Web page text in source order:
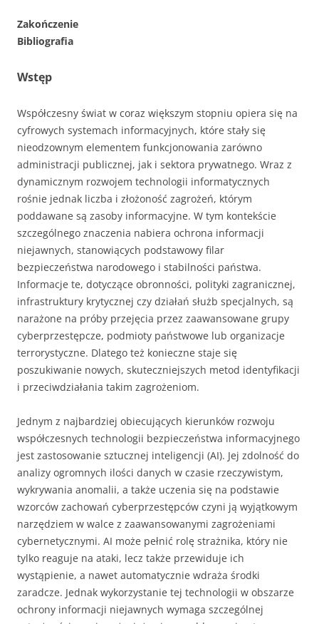
Zakończenie
Bibliografia
Wstęp
Współczesny świat w coraz większym stopniu opiera się na
cyfrowych systemach informacyjnych, które stały się
nieodzownym elementem funkcjonowania zarówno
administracji publicznej, jak i sektora prywatnego. Wraz z
dynamicznym rozwojem technologii informatycznych
rośnie jednak liczba i złożoność zagrożeń, którym
poddawane są zasoby informacyjne. W tym kontekście
szczególnego znaczenia nabiera ochrona informacji
niejawnych, stanowiących podstawowy filar
bezpieczeństwa narodowego i stabilności państwa.
Informacje te, dotyczące obronności, polityki zagranicznej,
infrastruktury krytycznej czy działań służb specjalnych, są
narażone na próby przejęcia przez zaawansowane grupy
cyberprzestępcze, podmioty państwowe lub organizacje
terrorystyczne. Dlatego też konieczne staje się
poszukiwanie nowych, skuteczniejszych metod identyfikacji
i przeciwdziałania takim zagrożeniom.
Jednym z najbardziej obiecujących kierunków rozwoju
współczesnych technologii bezpieczeństwa informacyjnego
jest zastosowanie sztucznej inteligencji (AI). Jej zdolność do
analizy ogromnych ilości danych w czasie rzeczywistym,
wykrywania anomalii, a także uczenia się na podstawie
wzorców zachowań cyberprzestępców czyni ją wyjątkowym
narzędziem w walce z zaawansowanymi zagrożeniami
cybernetycznymi. AI może pełnić rolę strażnika, który nie
tylko reaguje na ataki, lecz także przewiduje ich
wystąpienie, a nawet automatycznie wdraża środki
zaradcze. Jednak wykorzystanie tej technologii w obszarze
ochrony informacji niejawnych wymaga szczególnej